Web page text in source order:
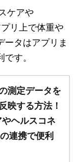
ケアや
リ上で体重や
ータはアプリま
す。
測定データを
映する方法！
ヘルスコネ
連携で便利